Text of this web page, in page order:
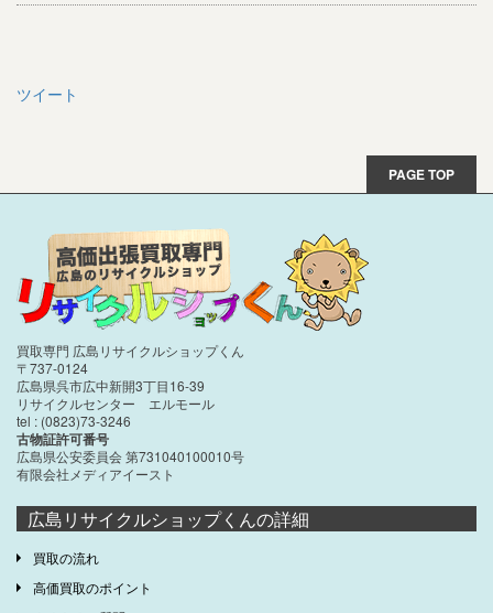
ツイート
PAGE TOP
買取専門 広島リサイクルショップくん
〒737-0124
広島県呉市広中新開3丁目16-39
リサイクルセンター エルモール
tel : (0823)73-3246
古物証許可番号
広島県公安委員会 第731040100010号
有限会社メディアイースト
広島リサイクルショップくんの詳細
買取の流れ
高価買取のポイント